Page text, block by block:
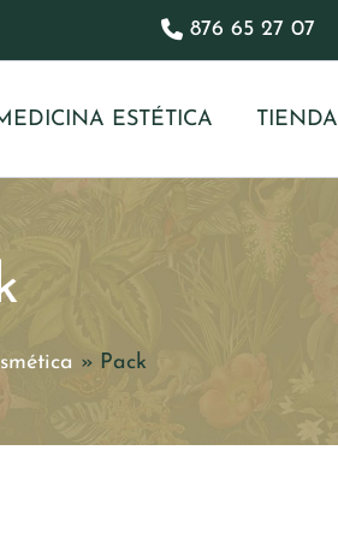
876 65 27 07
ESTÉTICA TIENDA
Pack